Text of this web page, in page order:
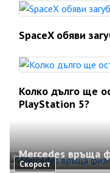
SpaceX обяви
Колко дълго ще
PlayStation 5?
Скорост
Mercedes връща